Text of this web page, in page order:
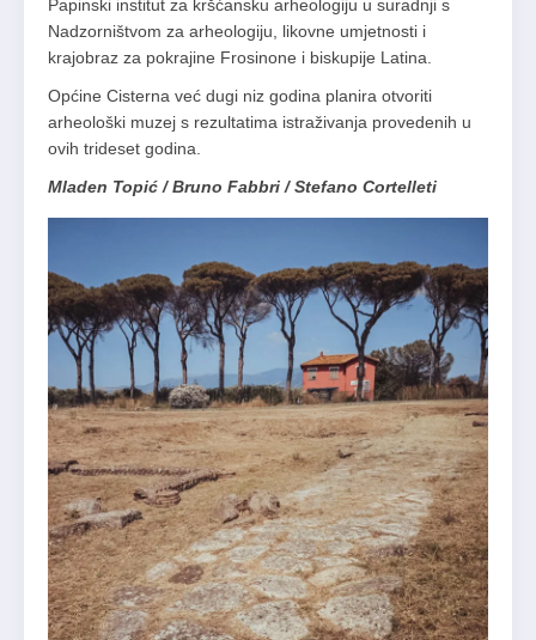
Papinski institut za kršćansku arheologiju u suradnji s
Nadzorništvom za arheologiju, likovne umjetnosti i
krajobraz za pokrajine Frosinone i biskupije Latina.
Općine Cisterna već dugi niz godina planira otvoriti
arheološki muzej s rezultatima istraživanja provedenih u
ovih trideset godina.
Mladen Topić / Bruno Fabbri / Stefano Cortelleti